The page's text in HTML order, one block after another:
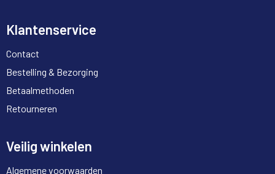
Klantenservice
Contact
Bestelling & Bezorging
Betaalmethoden
Retourneren
Veilig winkelen
Algemene voorwaarden